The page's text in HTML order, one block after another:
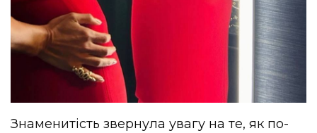
Знаменитість звернула увагу на те, як по-